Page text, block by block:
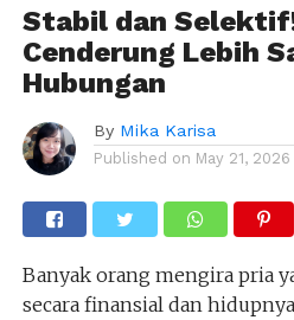
Stabil dan
Cenderung Lebih
Hubungan
By Mika Karisa
Published on May 21, 2026
Banyak orang mengira pria
secara finansial dan